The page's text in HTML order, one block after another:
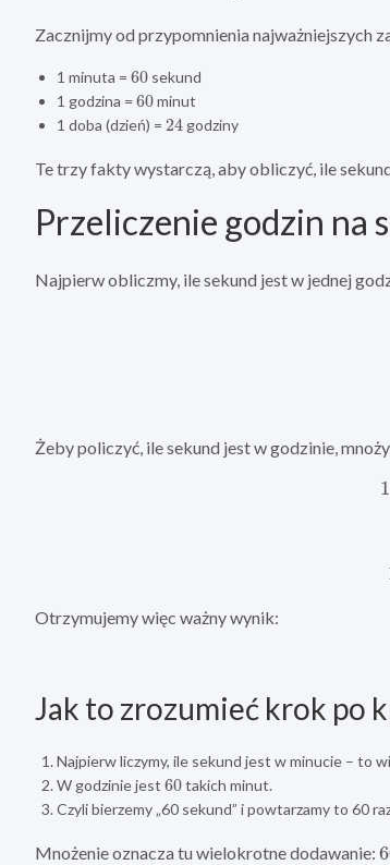
Zacznijmy od przypomnienia najważniejszych
1 minuta =
60
sekund
1 godzina =
60
minut
1 doba (dzień) =
24
godziny
Te trzy fakty wystarczą, aby obliczyć, ile
Przeliczenie godzin na
Najpierw obliczmy, ile sekund jest w jednej
Żeby policzyć, ile sekund jest w godzinie,
Otrzymujemy więc ważny wynik:
Jak to zrozumieć krok po
Najpierw liczymy, ile sekund jest w minucie – to
W godzinie jest
60
takich minut.
Czyli bierzemy „60 sekund” i powtarzamy to 60
Mnożenie oznacza tu wielokrotne dodawanie: